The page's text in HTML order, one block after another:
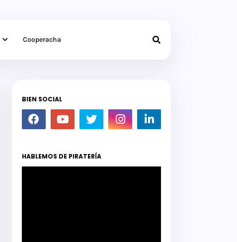
Cooperacha
BIEN SOCIAL
HABLEMOS DE PIRATERÍA